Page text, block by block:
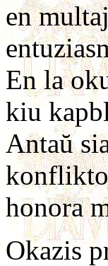
en
En la
kiu
Antaŭ
honora
Okazis